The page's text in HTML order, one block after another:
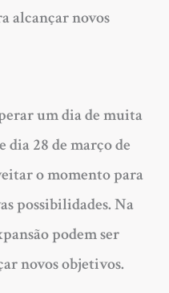
alcançar novos
um dia de muita
dia 28 de março de
o momento para
possibilidades. Na
podem ser
novos objetivos.